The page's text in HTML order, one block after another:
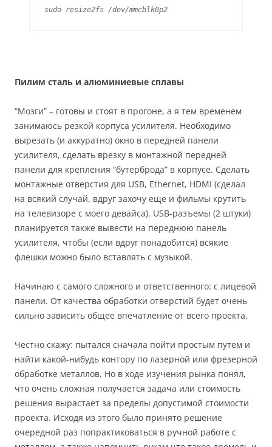
sudo resize2fs /dev/mmcblk0p2
Пилим сталь и алюминиевые сплавы
“Мозги” – готовы и стоят в прогоне, а я тем временем
занимаюсь резкой корпуса усилителя. Необходимо
вырезать (и аккуратно) окно в передней панели
усилителя, сделать врезку в монтажной передней
панели для крепления “бутерброда” в корпусе. Сделать
монтажные отверстия для USB, Ethernet, HDMI (сделал
на всякий случай, вдруг захочу еще и фильмы крутить
на телевизоре с моего девайса). USB-разъемы (2 штуки)
планируется также вывести на переднюю панель
усилителя, чтобы (если вдруг понадобится) всякие
флешки можно было вставлять с музыкой.
Начинаю с самого сложного и ответственного: с лицевой
панели. От качества обработки отверстий будет очень
сильно зависить общее впечатление от всего проекта.
Честно скажу: пытался сначала пойти простым путем и
найти какой-нибудь контору по лазерной или фрезерной
обработке металлов. Но в ходе изучения рынка понял,
что очень сложная получается задача или стоимость
решения вырастает за пределы допустимой стоимости
проекта. Исходя из этого было принято решение
очередной раз попрактиковаться в ручной работе с